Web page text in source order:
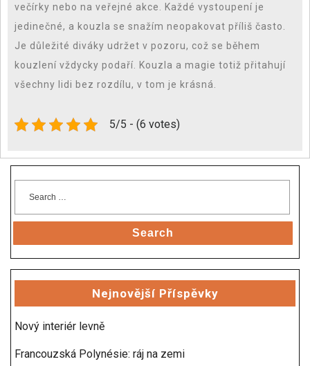
večírky nebo na veřejné akce.
Každé vystoupení je
jedinečné, a kouzla se snažím neopakovat příliš často.
Je důležité diváky udržet v pozoru, což se během
kouzlení vždycky podaří. Kouzla a magie totiž přitahují
všechny lidi bez rozdílu, v tom je krásná.
5/5 - (6 votes)
Search
Nejnovější Příspěvky
Nový interiér levně
Francouzská Polynésie: ráj na zemi